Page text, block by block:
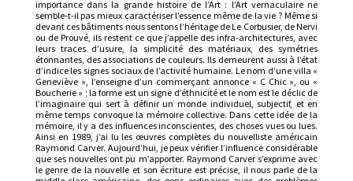
importance dans la grande histoire de l’Art : l’Art vernaculaire ne
semble-t-il pas mieux caractériser l’essence même de la vie ? Même si
devant ces bâtiments nous sentons l’héritage de Le Corbusier, de Nervi
ou de Prouvé, ils restent ce que j’appelle des infra-architectures, avec
leurs traces d’usure, la simplicité des matériaux, des symétries
étonnantes, des associations de couleurs. Ils demeurent aussi à l’état
d’indice les signes sociaux de l’activité humaine. Le nom d’une villa «
Geneviève », l’enseigne d’un commerçant annonce « C Chic », ou «
Boucherie » ; la forme est un signe d’éthnicité et le nom est le déclic de
l’imaginaire qui sert à définir un monde individuel, subjectif, et en
même temps convoque la mémoire collective. Dans cette idée de la
mémoire, il y a des influences inconscientes, des choses vues ou lues.
Ainsi en 1989, j’ai lu les œuvres complètes du nouvelliste américain
Raymond Carver. Aujourd’hui, je peux vérifier l’influence considérable
que ses nouvelles ont pu m’apporter. Raymond Carver s’exprime avec
le genre de la nouvelle et son écriture est précise, il nous parle de la